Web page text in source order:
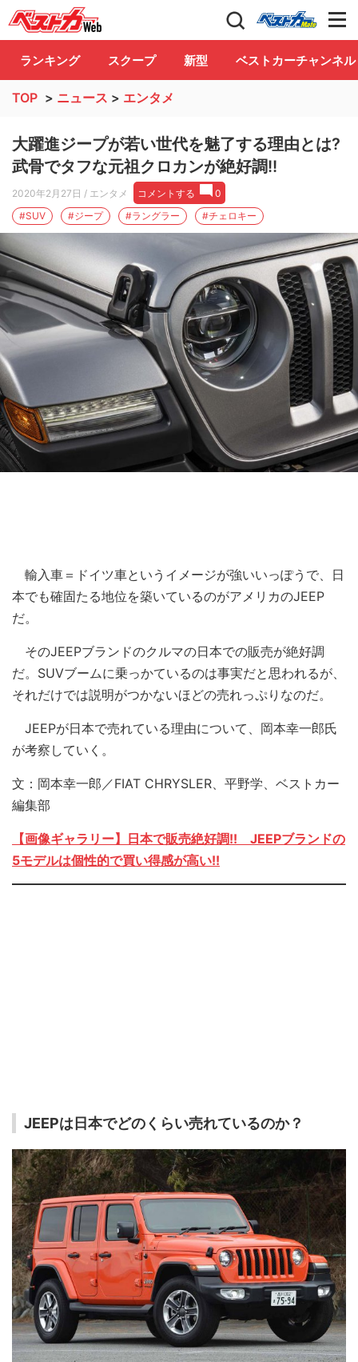
自動車情報誌「ベストカー」 Club
ランキング スクープ 新型 ベストカーチャンネル
TOP > ニュース > エンタメ
大躍進ジープが若い世代を魅了する理由とは?
武骨でタフな元祖クロカンが絶好調!!
2020年2月27日 / エンタメ コメントする
0
#SUV
#ジープ #ラングラー #チェロキー
輸入車＝ドイツ車というイメージが強いいっぽうで、日
本でも確固たる地位を築いているのがアメリカのJEEP
だ。
そのJEEPブランドのクルマの日本での販売が絶好調
だ。SUVブームに乗っかているのは事実だと思われるが、
それだけでは説明がつかないほどの売れっぷりなのだ。
JEEPが日本で売れている理由について、岡本幸一郎氏
が考察していく。
文：岡本幸一郎／FIAT CHRYSLER、平野学、ベストカー
編集部
【画像ギャラリー】日本で販売絶好調!! JEEPブランドの
5モデルは個性的で買い得感が高い!!
JEEPは日本でどのくらい売れているのか？